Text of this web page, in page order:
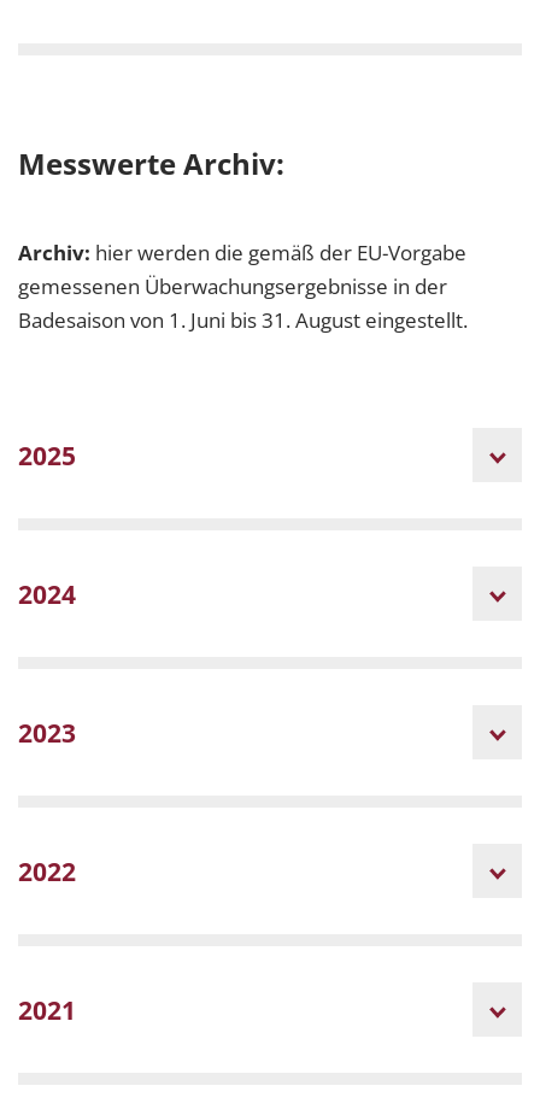
Messwerte Archiv:
Archiv: hier werden die gemäß der EU-Vorgabe
gemessenen Überwachungsergebnisse in der
Badesaison von 1. Juni bis 31. August eingestellt.
2025
2024
2023
2022
2021